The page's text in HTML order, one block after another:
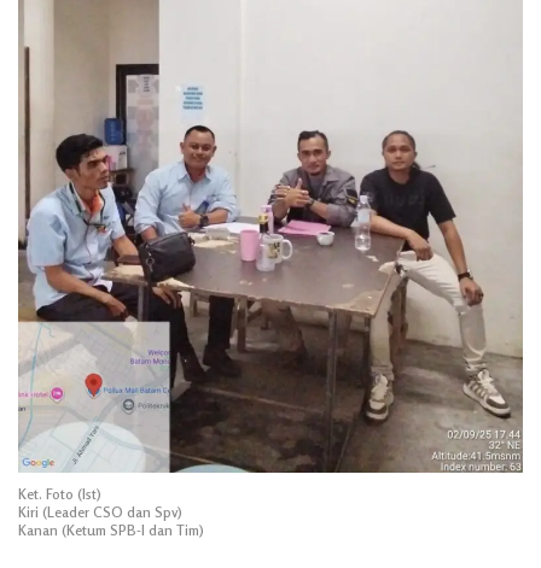
Ket. Foto (Ist)
Kiri (Leader CSO dan Spv)
Kanan (Ketum SPB-I dan Tim)